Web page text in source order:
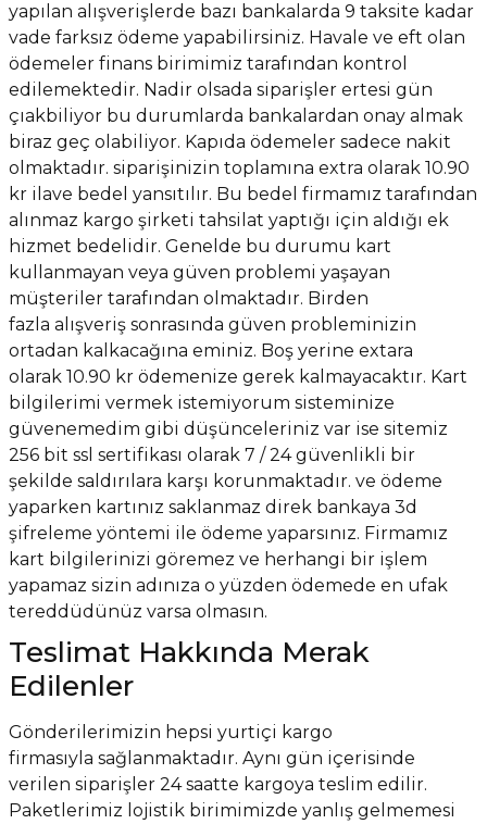
Ayak Tablaları
Ara Ayak ve Aparatları
Papuç Çeşitleri
Sandık Kilitleri
Elektronik Kilitler
Streç
Vida, Dübel ve Çivi
Zımba Teli
Zımpara Çeşitleri
El Rendesi
Silikon Tabancaları
Şampuanlık
Tuvalet Fırçalığı
Tuvalet Kağıtlılığı
yapılan alışverişlerde bazı bankalarda 9 taksite kadar
vade farksız ödeme yapabilirsiniz. Havale ve eft olan
ödemeler finans birimimiz tarafından kontrol
edilemektedir. Nadir olsada siparişler ertesi gün
çıakbiliyor bu durumlarda bankalardan onay almak
biraz geç olabiliyor. Kapıda ödemeler sadece nakit
olmaktadır. siparişinizin toplamına extra olarak 10.90
kr ilave bedel yansıtılır. Bu bedel firmamız tarafından
alınmaz kargo şirketi tahsilat yaptığı için aldığı ek
hizmet bedelidir. Genelde bu durumu kart
kullanmayan veya güven problemi yaşayan
müşteriler tarafından olmaktadır. Birden
fazla alışveriş sonrasında güven probleminizin
ortadan kalkacağına eminiz. Boş yerine extara
olarak 10.90 kr ödemenize gerek kalmayacaktır. Kart
bilgilerimi vermek istemiyorum sisteminize
güvenemedim gibi düşünceleriniz var ise sitemiz
256 bit ssl sertifikası olarak 7 / 24 güvenlikli bir
şekilde saldırılara karşı korunmaktadır. ve ödeme
yaparken kartınız saklanmaz direk bankaya 3d
şifreleme yöntemi ile ödeme yaparsınız. Firmamız
kart bilgilerinizi göremez ve herhangi bir işlem
yapamaz sizin adınıza o yüzden ödemede en ufak
tereddüdünüz varsa olmasın.
Teslimat Hakkında Merak
Edilenler
Gönderilerimizin hepsi yurtiçi kargo
firmasıyla sağlanmaktadır. Aynı gün içerisinde
verilen siparişler 24 saatte kargoya teslim edilir.
Paketlerimiz lojistik birimimizde yanlış gelmemesi